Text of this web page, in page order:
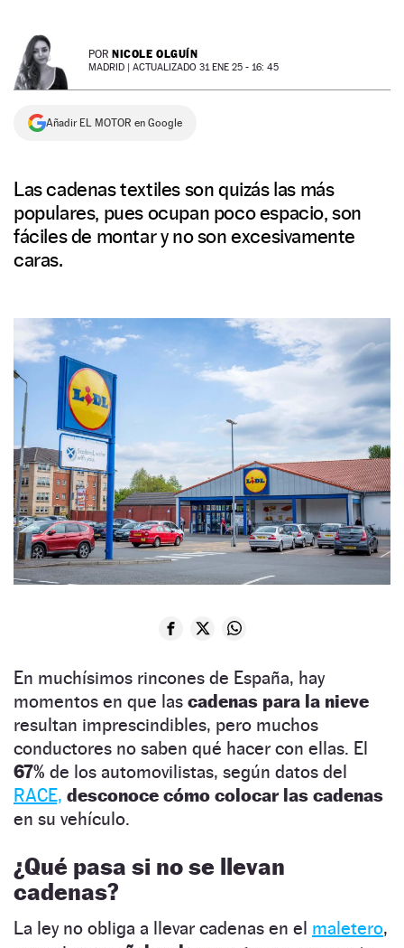
SÍGUENOS
POR NICOLE OLGUÍN
MADRID | ACTUALIZADO 31 ENE 25 - 16: 45
Añadir EL MOTOR en Google
Las cadenas textiles son quizás las más
populares, pues ocupan poco espacio, son
fáciles de montar y no son excesivamente
caras.
En muchísimos rincones de España, hay
momentos en que las cadenas para la nieve
resultan imprescindibles, pero muchos
conductores no saben qué hacer con ellas. El
67% de los automovilistas, según datos del
RACE, desconoce cómo colocar las cadenas
en su vehículo.
¿Qué pasa si no se llevan
cadenas?
La ley no obliga a llevar cadenas en el maletero,